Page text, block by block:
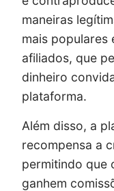
maneiras
mais populares
afiliados, que
dinheiro
plataforma.
Além disso, a
recompensa a
permitindo que
ganhem